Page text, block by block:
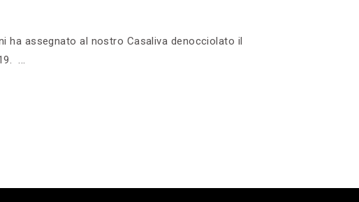
ha assegnato al nostro Casaliva denocciolato il